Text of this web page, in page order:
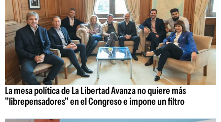
La mesa política de La Libertad Avanza no quiere más
"librepensadores" en el Congreso e impone un filtro